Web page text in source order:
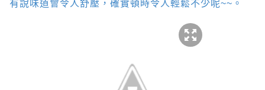
有說味道會令人舒壓，確實頓時令人輕鬆不少呢~~ 。